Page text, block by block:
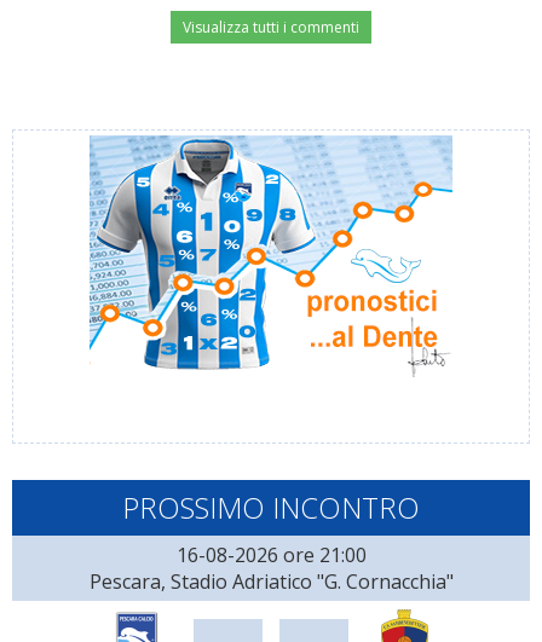
Visualizza tutti i commenti
PROSSIMO INCONTRO
16-08-2026 ore 21:00
Pescara, Stadio Adriatico "G. Cornacchia"